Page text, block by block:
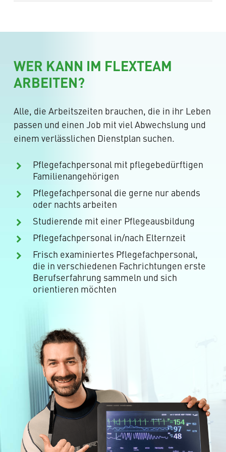
auch ein Einsatz mit wenigen Stunden möglich
Wir hören dir zu, lernen dich kennen und du
sind wir jederzeit persönlich für dich da. Du
benötigst eine individuelle Einarbeitung in
bestimmten Fachbereichen, weil du länger aus
darum!
WER KANN IM FLEXTEAM
ARBEITEN?
Alle, die Arbeitszeiten brauchen, die in ihr Leben
passen und einen Job mit viel Abwechslung und
einem verlässlichen Dienstplan suchen.
Pflegefachpersonal mit pflegebedürftigen
Familienangehörigen
Pflegefachpersonal die gerne nur abends
oder nachts arbeiten
Studierende mit einer Pflegeausbildung
Pflegefachpersonal in/nach Elternzeit
Frisch examiniertes Pflegefachpersonal,
die in verschiedenen Fachrichtungen erste
Berufserfahrung sammeln und sich
orientieren möchten